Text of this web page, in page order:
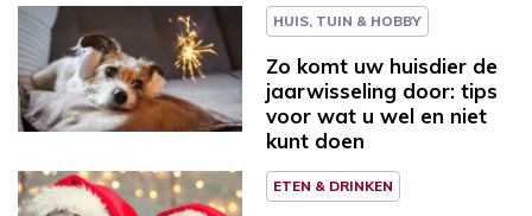
HUIS, TUIN & HOBBY
Zo komt uw huisdier de
jaarwisseling door: tips
voor wat u wel en niet
kunt doen
ETEN & DRINKEN